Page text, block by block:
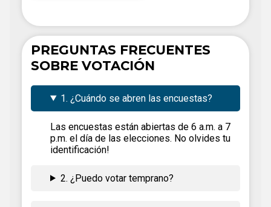
PREGUNTAS FRECUENTES
SOBRE VOTACIÓN
1. ¿Cuándo se abren las encuestas?
Las encuestas están abiertas de 6 a.m. a 7
p.m. el día de las elecciones. No olvides tu
identificación!
2. ¿Puedo votar temprano?